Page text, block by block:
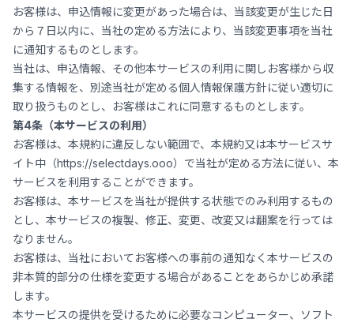
お客様は、申込情報に変更があった場合は、当該変更が生じた日
から７日以内に、当社の定める方法により、当該変更事項を当社
に通知するものとします。
当社は、申込情報、その他本サービスの利用に関しお客様から収
集する情報を、別途当社が定める個人情報保護方針に従い適切に
取り扱うものとし、お客様はこれに同意するものとします。
第4条（本サービスの利用）
お客様は、本規約に違反しない範囲で、本規約又は本サービスサ
イト中（https://selectdays.ooo）で当社が定める方法に従い、本
サービスを利用することができます。
お客様は、本サービスを当社が提供する状態でのみ利用するもの
とし、本サービスの複製、修正、変更、改変又は翻案を行っては
なりません。
お客様は、当社においてお客様への事前の通知なく本サービスの
非本質的部分の仕様を変更する場合があることをあらかじめ承諾
します。
本サービスの提供を受けるために必要なコンピューター、ソフト